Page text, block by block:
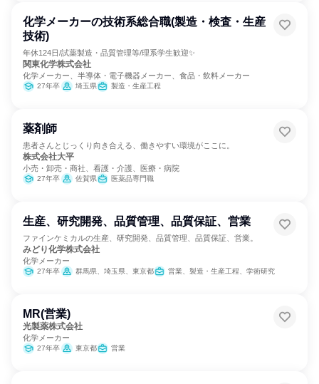
化学メーカーの技術系総合職(製造・検査・生産
技術)
年休124日/試薬製造・品質管理等/理系学生歓迎✨
関東化学株式会社
化学メーカー、半導体・電子機器メーカー、食品・飲料メーカー
27年卒 埼玉県 製造・生産工程
薬剤師
患者さんとじっくり向き合える、働きやすい環境がここに。
株式会社大平
小売・卸売・商社、看護・介護、医療・病院
27年卒 佐賀県 医薬品専門職
生産、研究開発、品質管理、品質保証、営業
ファインケミカルの生産、研究開発、品質管理、品質保証、営業。
みどり化学株式会社
化学メーカー
27年卒 群馬県、埼玉県、東京都 営業、製造・生産工程、学術研究
MR(営業)
光製薬株式会社
化学メーカー
27年卒 東京都 営業